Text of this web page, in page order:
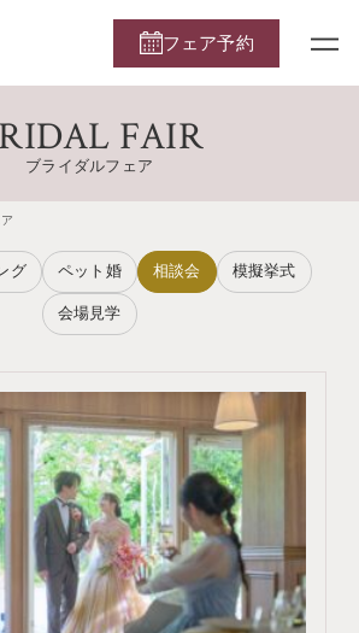
フェア予約
FAIR
ブライダルフェア
グ ペット婚 相談会 模擬挙式
会場見学